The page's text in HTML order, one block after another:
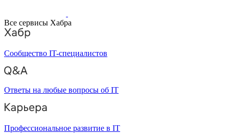
Все сервисы Хабра
Сообщество IT-специалистов
Ответы на любые вопросы об IT
Профессиональное развитие в IT